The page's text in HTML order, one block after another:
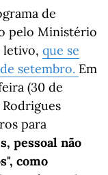
de
pelo Ministério
letivo, que se
setembro. Em
(30 de
para
pessoal não
como